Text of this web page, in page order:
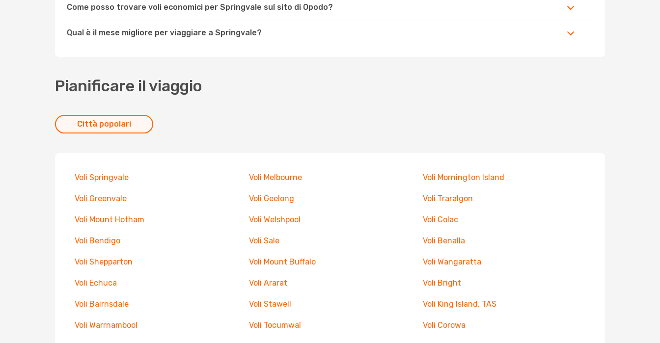
Come posso trovare voli economici per Springvale sul sito di Opodo?
Qual è il mese migliore per viaggiare a Springvale?
Pianificare il viaggio
Città popolari
Voli Springvale Voli Melbourne Voli Mornington Island
Voli Greenvale Voli Geelong Voli Traralgon
Voli Mount Hotham Voli Welshpool Voli Colac
Voli Bendigo Voli Sale Voli Benalla
Voli Shepparton Voli Mount Buffalo Voli Wangaratta
Voli Echuca Voli Ararat Voli Bright
Voli Bairnsdale Voli Stawell Voli King Island, TAS
Voli Warrnambool Voli Tocumwal Voli Corowa